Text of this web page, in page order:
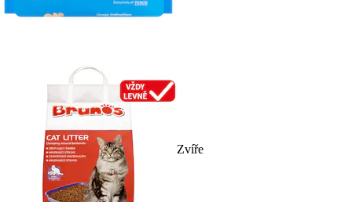
Zvíře